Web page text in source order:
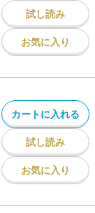
試し読み
お気に入り
カートに入れる
試し読み
お気に入り